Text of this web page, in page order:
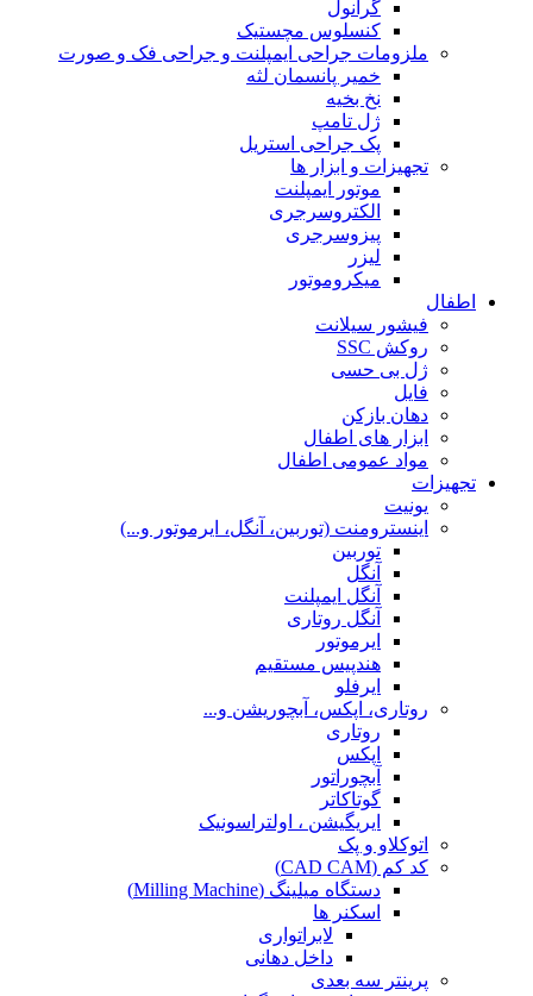
گرانول
کنسلوس مچستیک
ملزومات جراحی ایمپلنت و جراحی فک و صورت
خمیر پانسمان لثه
نخ بخیه
ژل تامپ
پک جراحی استریل
تجهیزات و ابزار ها
موتور ایمپلنت
الکتروسرجری
پیزوسرجری
لیزر
میکروموتور
اطفال
فیشور سیلانت
روکش SSC
ژل بی حسی
فایل
دهان بازکن
ابزار های اطفال
مواد عمومی اطفال
تجهیزات
یونیت
اینسترومنت (توربین، آنگل، ایرموتور و...)
توربین
آنگل
آنگل ایمپلنت
آنگل روتاری
ایرموتور
هندپیس مستقیم
ایرفلو
روتاری، اپکس، آبچوریشن و...
روتاری
اپکس
آبچوراتور
گوتاکاتر
ایریگیشن ، اولتراسونیک
اتوکلاو و پک
کد کم (CAD CAM)
دستگاه میلینگ (Milling Machine)
اسکنر ها
لابراتواری
داخل دهانی
پرینتر سه بعدی